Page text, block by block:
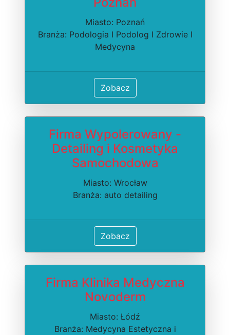
Miasto: Poznań
Branża: Podologia I Podolog I Zdrowie I
Medycyna
Zobacz
Firma Wypolerowany -
Detailing i Kosmetyka
Samochodowa
Miasto: Wrocław
Branża: auto detailing
Zobacz
Firma Klinika Medyczna
Novoderm
Miasto: Łódź
Branża: Medycyna Estetyczna i